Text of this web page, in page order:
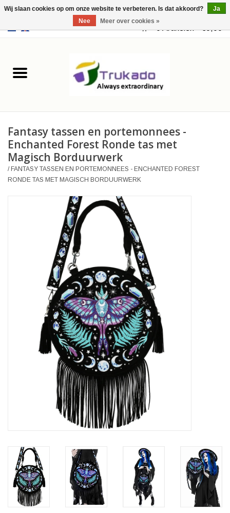
USD 0 Artikelen - €0,00
Leer
Merchandise
Retro Vintage
Veronese Design
Giftware & Lifestyle &
Bezoek ons
Fantasy tassen en portemonnees -
Enchanted Forest Ronde tas met
Magisch Borduurwerk
/FANTASY TASSEN EN PORTEMONNEES - ENCHANTED FOREST
RONDE TAS MET MAGISCH BORDUURWERK
Wij slaan cookies op om onze website te verbeteren. Is dat akkoord?
Ja
Nee
Meer over cookies »